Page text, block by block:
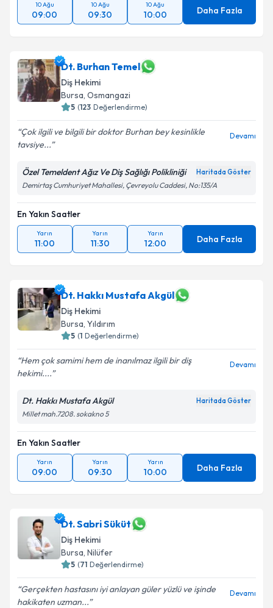
10 Ağu
09:00
10 Ağu
09:30
10 Ağu
10:00 Daha Fazla
Dt. Burhan Temel
Diş Hekimi
Bursa, Osmangazi
5 (123 Değerlendirme)
Çok ilgili ve bilgili bir doktor Burhan bey kesinlikle
tavsiye...
Devamı
Özel Temeldent Ağız Ve Diş Sağlığı Polikliniği Haritada Göster
Demirtaş Cumhuriyet Mahallesi, Çevreyolu Caddesi, No:135/A
En Yakın Saatler
Yarın
11:00
Yarın
11:30
Yarın
12:00 Daha Fazla
Dt. Hakkı Mustafa Akgül
Diş Hekimi
Bursa, Yıldırım
5 (1 Değerlendirme)
Hem çok samimi hem de inanılmaz ilgili bir diş
hekimi....
Devamı
Dt. Hakkı Mustafa Akgül Haritada Göster
Millet mah.7208. sokakno 5
En Yakın Saatler
Yarın
09:00
Yarın
09:30
Yarın
10:00 Daha Fazla
Dt. Sabri Süküt
Diş Hekimi
Bursa, Nilüfer
5 (71 Değerlendirme)
Gerçekten hastasını iyi anlayan güler yüzlü ve işinde
hakikaten uzman...
Devamı